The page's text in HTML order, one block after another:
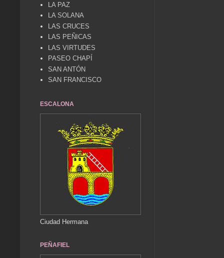
LA PAZ
LA SOLANA
LAS CRUCES
LAS PEÑICAS
LAS VIRTUDES
PASEO CHAPÍ
SAN ANTÓN
SAN FRANCISCO
ESCALONA
Ciudad Hermana
PEÑAFIEL